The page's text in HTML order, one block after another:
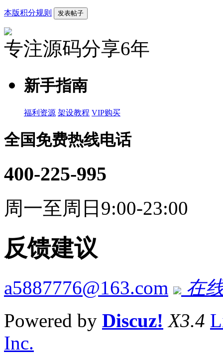
本版积分规则 发表帖子
专注源码分享6年
新手指南
福利资源 架设教程 VIP购买
全国免费热线电话
400-225-995
周一至周日9:00-23:00
反馈建议
a5887776@163.com
在
Powered by Discuz! X3.4
Inc.